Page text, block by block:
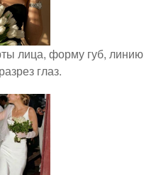
лица, форму губ, линию
глаз.